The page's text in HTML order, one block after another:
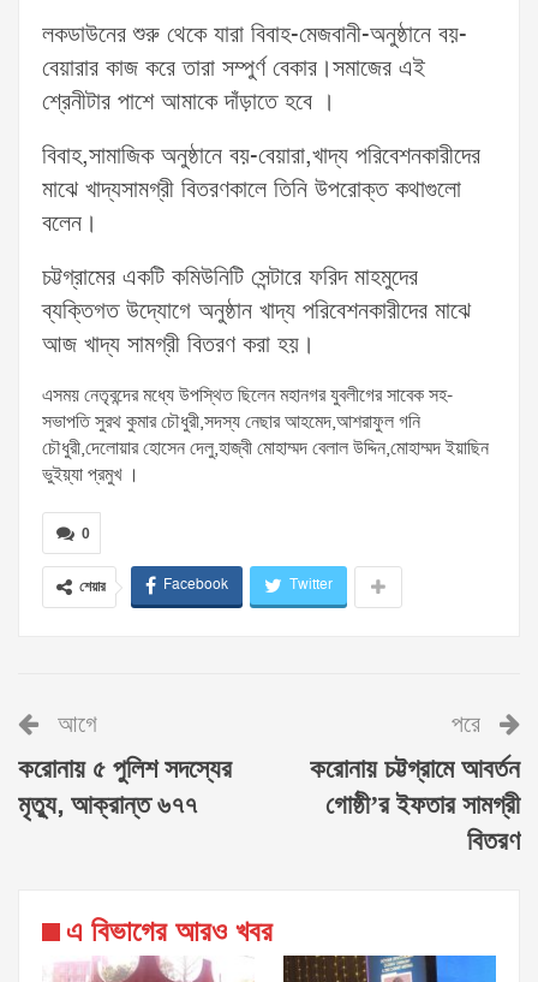
লকডাউনের শুরু থেকে যারা বিবাহ-মেজবানী-অনুষ্ঠানে বয়-
বেয়ারার কাজ করে তারা সম্পুর্ণ বেকার।সমাজের এই
শ্রেনীটার পাশে আমাকে দাঁড়াতে হবে ।
বিবাহ,সামাজিক অনুষ্ঠানে বয়-বেয়ারা,খাদ্য পরিবেশনকারীদের
মাঝে খাদ্যসামগ্রী বিতরণকালে তিনি উপরোক্ত কথাগুলো
বলেন।
চট্টগ্রামের একটি কমিউনিটি সেন্টারে ফরিদ মাহমুদের
ব্যক্তিগত উদ্যোগে অনুষ্ঠান খাদ্য পরিবেশনকারীদের মাঝে
আজ খাদ্য সামগ্রী বিতরণ করা হয়।
এসময় নেতৃবন্দের মধ্যে উপস্থিত ছিলেন মহানগর যুবলীগের সাবেক সহ-
সভাপতি সুরথ কুমার চৌধুরী,সদস্য নেছার আহমেদ,আশরাফুল গনি
চৌধুরী,দেলোয়ার হোসেন দেলু,হাজ্বী মোহাম্মদ বেলাল উদ্দিন,মোহাম্মদ ইয়াছিন
ভুইয়্যা প্রমুখ ।
0
শেয়ার Facebook Twitter
আগে
করোনায় ৫ পুলিশ সদস্যের
মৃত্যু, আক্রান্ত ৬৭৭
পরে
করোনায় চট্টগ্রামে আবর্তন
গোষ্ঠী’র ইফতার সামগ্রী
বিতরণ
এ বিভাগের আরও খবর